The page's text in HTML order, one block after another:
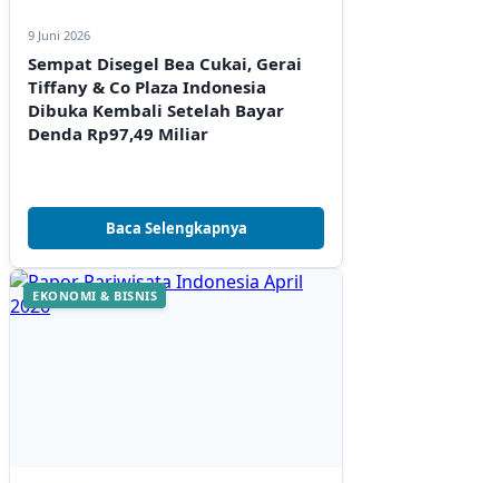
9 Juni 2026
Sempat Disegel Bea Cukai, Gerai
Tiffany & Co Plaza Indonesia
Dibuka Kembali Setelah Bayar
Denda Rp97,49 Miliar
Baca Selengkapnya
EKONOMI & BISNIS